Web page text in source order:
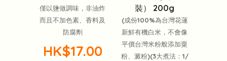
僅以鹽做調味，非油炸
而且不加色素、香料及
防腐劑
HK$17.00
裝） 200g
(成份100%為台灣花蓮
新鮮有機白米，不會像
平價台灣米粉般添加粟
粉、澱粉)(3大煮法：1/